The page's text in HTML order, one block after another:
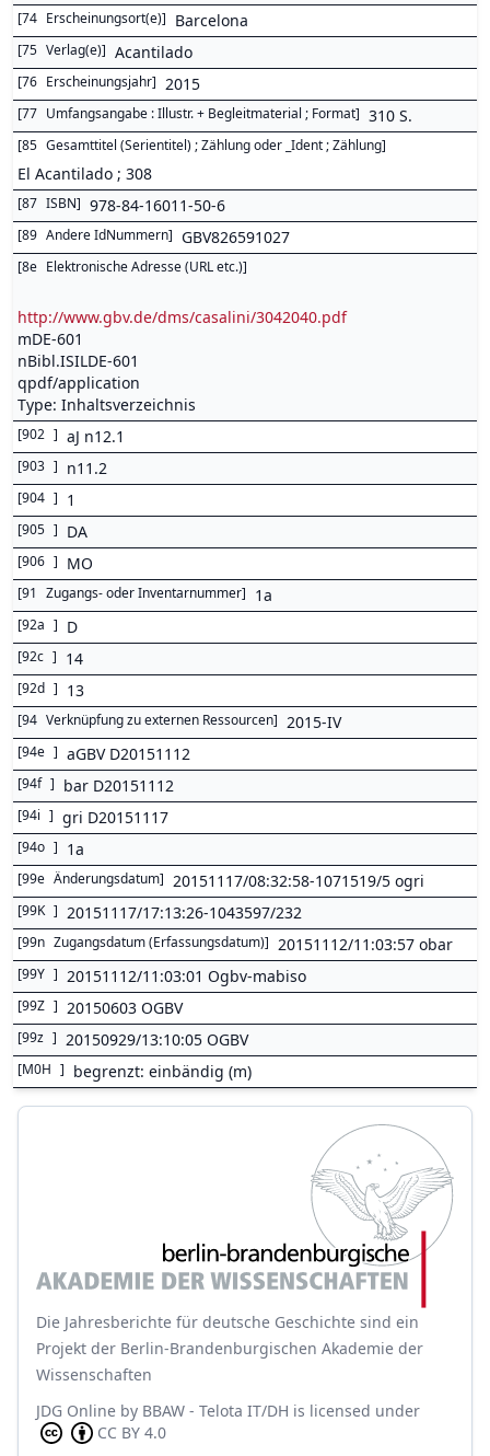
[74 Erscheinungsort(e)] Barcelona
[75 Verlag(e)] Acantilado
[76 Erscheinungsjahr] 2015
[77 Umfangsangabe : Illustr. + Begleitmaterial ; Format] 310 S.
[85 Gesamttitel (Serientitel) ; Zählung oder _Ident ; Zählung]
El Acantilado ; 308
[87 ISBN] 978-84-16011-50-6
[89 Andere IdNummern] GBV826591027
[8e Elektronische Adresse (URL etc.)]
http://www.gbv.de/dms/casalini/3042040.pdf
mDE-601
nBibl.ISILDE-601
qpdf/application
Type: Inhaltsverzeichnis
[902 ] aJ n12.1
[903 ] n11.2
[904 ] 1
[905 ] DA
[906 ] MO
[91 Zugangs- oder Inventarnummer] 1a
[92a ] D
[92c ] 14
[92d ] 13
[94 Verknüpfung zu externen Ressourcen] 2015-IV
[94e ] aGBV D20151112
[94f ] bar D20151112
[94i ] gri D20151117
[94o ] 1a
[99e Änderungsdatum] 20151117/08:32:58-1071519/5 ogri
[99K ] 20151117/17:13:26-1043597/232
[99n Zugangsdatum (Erfassungsdatum)] 20151112/11:03:57 obar
[99Y ] 20151112/11:03:01 Ogbv-mabiso
[99Z ] 20150603 OGBV
[99z ] 20150929/13:10:05 OGBV
[M0H ] begrenzt: einbändig (m)
Die Jahresberichte für deutsche Geschichte sind ein
Projekt der Berlin-Brandenburgischen Akademie der
Wissenschaften
JDG Online by BBAW - Telota IT/DH is licensed under
CC BY 4.0